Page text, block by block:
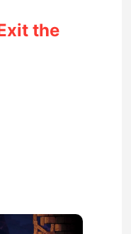
the